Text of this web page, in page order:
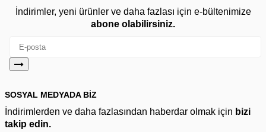
İndirimler, yeni ürünler ve daha fazlası için e-bültenimize
abone olabilirsiniz.
SOSYAL MEDYADA BİZ
İndirimlerden ve daha fazlasından haberdar olmak için bizi
takip edin.